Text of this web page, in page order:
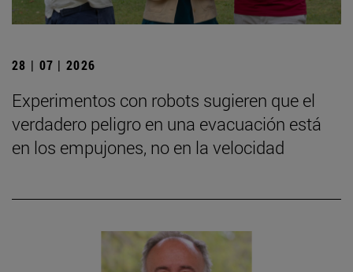
28 | 07 | 2026
Experimentos con robots sugieren que el
verdadero peligro en una evacuación está
en los empujones, no en la velocidad